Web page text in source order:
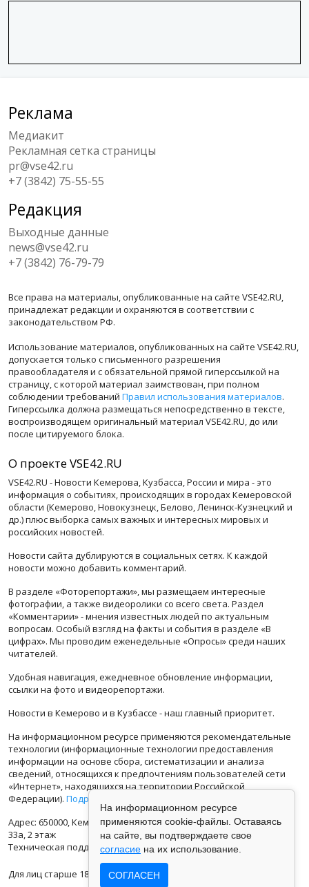
Реклама
Медиакит
Рекламная сетка страницы
pr@vse42.ru
+7 (3842) 75-55-55
Редакция
Выходные данные
news@vse42.ru
+7 (3842) 76-79-79
Все права на материалы, опубликованные на сайте VSE42.RU,
принадлежат редакции и охраняются в соответствии с
законодательством РФ.
Использование материалов, опубликованных на сайте VSE42.RU,
допускается только с письменного разрешения
правообладателя и с обязательной прямой гиперссылкой на
страницу, с которой материал заимствован, при полном
соблюдении требований Правил использования материалов.
Гиперссылка должна размещаться непосредственно в тексте,
воспроизводящем оригинальный материал VSE42.RU, до или
после цитируемого блока.
О проекте VSE42.RU
VSE42.RU - Новости Кемерова, Кузбасса, России и мира - это
информация о событиях, происходящих в городах Кемеровской
области (Кемерово, Новокузнецк, Белово, Ленинск-Кузнецкий и
др.) плюс выборка самых важных и интересных мировых и
российских новостей.
Новости сайта дублируются в социальных сетях. К каждой
новости можно добавить комментарий.
В разделе «Фоторепортажи», мы размещаем интересные
фотографии, а также видеоролики со всего света. Раздел
«Комментарии» - мнения известных людей по актуальным
вопросам. Особый взгляд на факты и события в разделе «В
цифрах». Мы проводим еженедельные «Опросы» среди наших
читателей.
Удобная навигация, ежедневное обновление информации,
ссылки на фото и видеорепортажи.
Новости в Кемерово и в Кузбассе - наш главный приоритет.
На информационном ресурсе применяются рекомендательные
технологии (информационные технологии предоставления
информации на основе сбора, систематизации и анализа
сведений, относящихся к предпочтениям пользователей сети
«Интернет», находящихся на территории Российской
Федерации). Подробная информация
Адрес: 650000, Кемеровская Область, г.Кемерово, ул.Кузбасская
33а, 2 этаж
Техническая поддержка: support@vse42.ru
Для лиц старше 18 лет.
На информационном ресурсе
применяются cookie-файлы. Оставаясь
на сайте, вы подтверждаете свое
согласие на их использование.
СОГЛАСЕН